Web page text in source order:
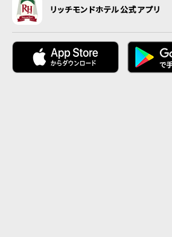
リッチモンドホテル公式アプリ